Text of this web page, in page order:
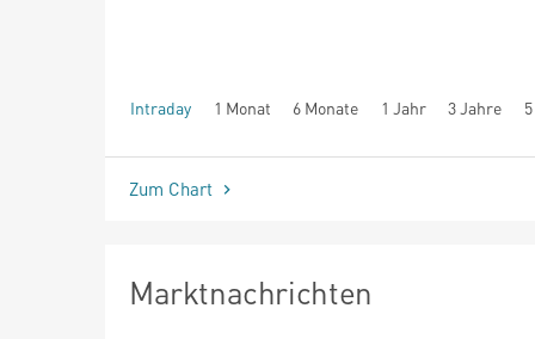
Intraday 1 Monat 6 Monate 1 Jahr 3 Jahre
seit Beginn
Zum Chart
Marktnachrichten